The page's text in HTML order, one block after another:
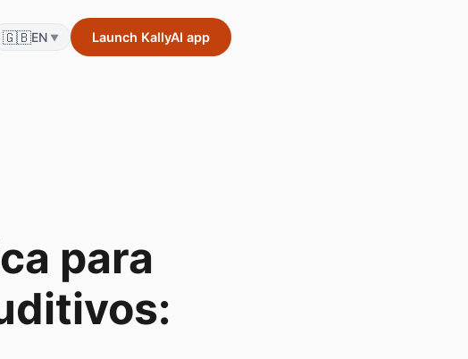
🇬🇧EN ▼ Launch KallyAI app
para